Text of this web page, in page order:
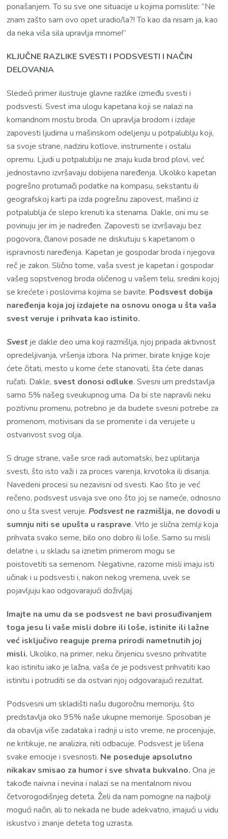
ponašanjem. To su sve one situacije u kojima pomislite: “Ne
znam zašto sam ovo opet uradio/la?! To kao da nisam ja, kao
da neka viša sila upravlja mnome!”
KLJUČNE RAZLIKE SVESTI I PODSVESTI I NAČIN
DELOVANJA
Sledeći primer ilustruje glavne razlike između svesti i
podsvesti. Svest ima ulogu kapetana koji se nalazi na
komandnom mostu broda. On upravlja brodom i izdaje
zapovesti ljudima u mašinskom odeljenju u potpalublju koji,
sa svoje strane, nadziru kotlove, instrumente i ostalu
opremu. Ljudi u potpalublju ne znaju kuda brod plovi, već
jednostavno izvršavaju dobijena naređenja. Ukoliko kapetan
pogrešno protumači podatke na kompasu, sekstantu ili
geografskoj karti pa izda pogrešnu zapovest, mašinci iz
potpalublja će slepo krenuti ka stenama. Dakle, oni mu se
povinuju jer im je nadređen. Zapovesti se izvršavaju bez
pogovora, članovi posade ne diskutuju s kapetanom o
ispravnosti naređenja. Kapetan je gospodar broda i njegova
reč je zakon. Slično tome, vaša svest je kapetan i gospodar
vašeg sopstvenog broda oličenog u vašem telu, sredini kojoj
se krećete i poslovima kojima se bavite. Podsvest dobija
naređenja koja joj izdajete na osnovu onoga u šta vaša
svest veruje i prihvata kao istinito.
Svestje dakle deo uma koji razmišlja, njoj pripada aktivnost
opredeljivanja, vršenja izbora. Na primer, birate knjige koje
ćete čitati, mesto u kome ćete stanovati, šta ćete danas
ručati. Dakle, svest donosi odluke. Svesni um predstavlja
samo 5% našeg sveukupnog uma. Da bi ste napravili neku
pozitivnu promenu, potrebno je da budete svesni potrebe za
promenom, motivisani da se promenite i da verujete u
ostvarivost svog cilja.
S druge strane, vaše srce radi automatski, bez uplitanja
svesti, što isto važi i za proces varenja, krvotoka ili disanja.
Navedeni procesi su nezavisni od svesti. Kao što je već
rečeno, podsvest usvaja sve ono što joj se nameće, odnosno
ono u šta svest veruje.Podsvestne razmišlja, ne dovodi u
sumnju niti se upušta u rasprave. Vrlo je slična zemlji koja
prihvata svako seme, bilo ono dobro ili loše. Samo su misli
delatne i, u skladu sa iznetim primerom mogu se
poistovetiti sa semenom. Negativne, razorne misli imaju isti
učinak i u podsvesti i, nakon nekog vremena, uvek se
pojavljuju kao odgovarajući doživljaj.
Imajte na umu da se podsvest ne bavi prosuđivanjem
toga jesu li vaše misli dobre ili loše, istinite ili lažne
već isključivo reaguje prema prirodi nametnutih joj
misli. Ukoliko, na primer, neku činjenicu svesno prihvatite
kao istinitu iako je lažna, vaša će je podsvest prihvatiti kao
istinitu i potruditi se da ostvari njoj odgovarajući rezultat.
Podsvesni um skladišti našu dugoročnu memoriju, što
predstavlja oko 95% naše ukupne memorije. Sposoban je
da obavlja više zadataka i radnji u isto vreme, ne procenjuje,
ne kritikuje, ne analizira, niti odbacuje. Podsvest je lišena
svake emocije i svesnosti. Ne poseduje apsolutno
nikakav smisao za humor i sve shvata bukvalno.Ona je
takođe naivna i nevina i nalazi se na mentalnom nivou
četvorogodišnjeg deteta. Želi da nam pomogne na najbolji
mogući način, ali to nekada ne bude adekvatno, imajući u vidu
iskustvo i znanje deteta tog uzrasta.